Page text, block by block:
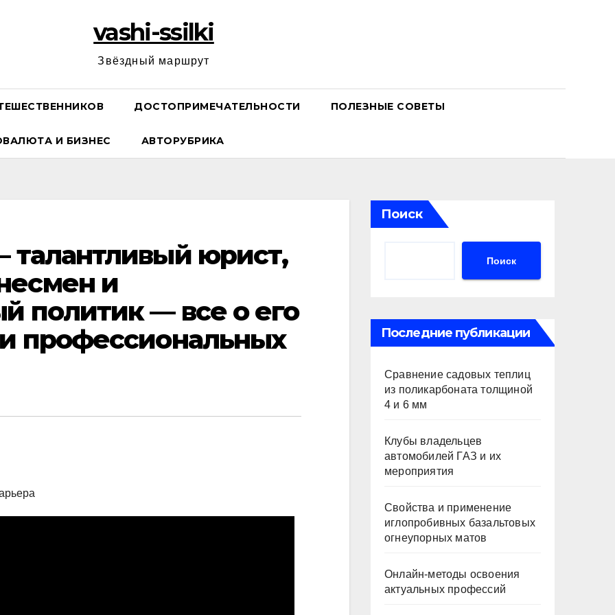
vashi-ssilki
Звёздный маршрут
ДОСТОПРИМЕЧАТЕЛЬНОСТИ ПОЛЕЗНЫЕ СОВЕТЫ
И БИЗНЕС АВТОРУБРИКА
талантливый юрист,
и
политик — все о его
профессиональных
Поиск
Поиск
Последние публикации
Сравнение садовых теплиц
из поликарбоната толщиной
4 и 6 мм
Клубы владельцев
автомобилей ГАЗ и их
мероприятия
Свойства и применение
иглопробивных базальтовых
огнеупорных матов
Онлайн-методы освоения
актуальных профессий